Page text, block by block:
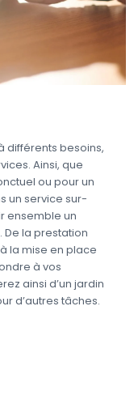
différents besoins,
Ainsi, que
ou pour un
un service sur-
ensemble un
la prestation
la mise en place
à vos
ainsi d’un jardin
d’autres tâches.